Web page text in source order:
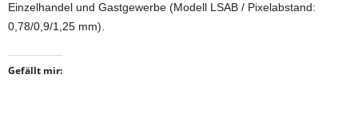
Einzelhandel und Gastgewerbe (Modell LSAB / Pixelabstand:
0,78/0,9/1,25 mm).
Gefällt mir: